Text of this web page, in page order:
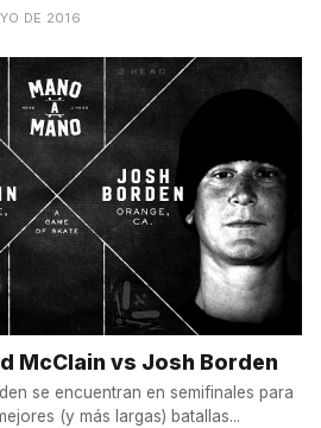
DE 2016
McClain vs Josh Borden
se encuentran en semifinales para
(y más largas) batallas...